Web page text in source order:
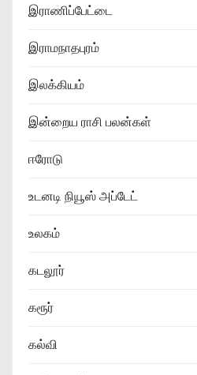
இராணிப்பேட்டை
இராமநாதபுரம்
இலக்கியம்
இன்றைய ராசி பலன்கள்
ஈரோடு
உடனடி நியூஸ் அப்டேட்
உலகம்
கடலூர்
கரூர்
கல்வி